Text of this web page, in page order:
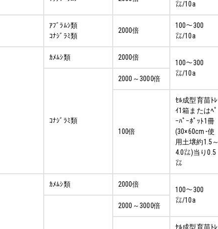
㍑/10a
ｱﾌﾞﾗﾑｼ類
ｺﾅｼﾞﾗﾐ類
2000倍
100～300
㍑/10a
ｶﾒﾑｼ類 2000倍
100～300
㍑/10a
ｺﾅｼﾞﾗﾐ類
2000～3000倍
100倍
ｾﾙ成型育苗ﾄﾚ
ｲ1箱またはﾍﾟ
ｰﾊﾟｰﾎﾟｯﾄ1冊
(30×60cm･使
用土壌約1.5～
4.0㍑)当り0.5
㍑
ｶﾒﾑｼ類 2000倍
100～300
㍑/10a
2000～3000倍
ｾﾙ成型育苗ﾄﾚ